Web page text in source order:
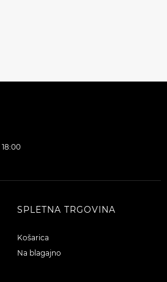
SPLETNA TRGOVINA
Košarica
Na blagajno